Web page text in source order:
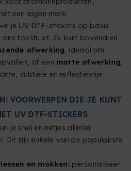
een eigen merk.
je UV DTF-stickers op basis
toestuurt. Je kunt bovendien
afwerking, ideaal om
of een matte afwerking,
subtiele en reflectievrije
VOORWERPEN DIE JE KUNT
UV DTF-STICKERS
je snel en netjes allerlei
Dit zijn enkele van de populairste
en mokken: personaliseer